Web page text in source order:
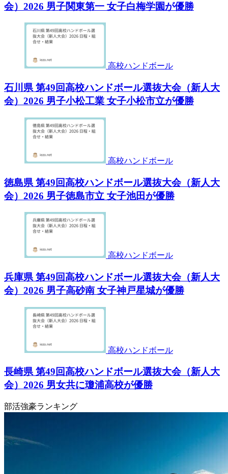
会）2026 男子関東第一 女子白梅学園が優勝
高校ハンドボール
石川県 第49回高校ハンドボール選抜大会（新人大
会）2026 男子小松工業 女子小松市立が優勝
高校ハンドボール
徳島県 第49回高校ハンドボール選抜大会（新人大
会）2026 男子徳島市立 女子池田が優勝
高校ハンドボール
兵庫県 第49回高校ハンドボール選抜大会（新人大
会）2026 男子高砂南 女子神戸星城が優勝
高校ハンドボール
長崎県 第49回高校ハンドボール選抜大会（新人大
会）2026 男女共に瓊浦高校が優勝
部活強豪ランキング